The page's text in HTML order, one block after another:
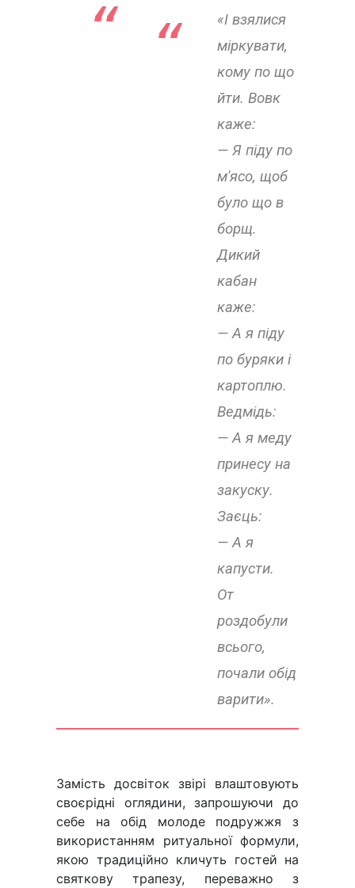
“
«І взялися
міркувати,
кому по що
йти. Вовк
каже:
— Я піду по
м'ясо, щоб
було що в
борщ.
Дикий
кабан
каже:
— А я піду
по буряки і
картоплю.
Ведмідь:
— А я меду
принесу на
закуску.
Заєць:
— А я
капусти.
От
роздобули
всього,
почали обід
варити».
Замість досвіток звірі влаштовують
своєрідні оглядини, запрошуючи до
себе на обід молоде подружжя з
використанням ритуальної формули,
якою традиційно кличуть гостей на
святкову трапезу, переважно з